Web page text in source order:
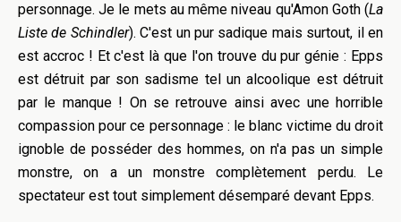
personnage. Je le mets au même niveau qu'Amon Goth (La
Liste de Schindler). C'est un pur sadique mais surtout, il en
est accroc ! Et c'est là que l'on trouve du pur génie : Epps
est détruit par son sadisme tel un alcoolique est détruit
par le manque ! On se retrouve ainsi avec une horrible
compassion pour ce personnage : le blanc victime du droit
ignoble de posséder des hommes, on n'a pas un simple
monstre, on a un monstre complètement perdu. Le
spectateur est tout simplement désemparé devant Epps.